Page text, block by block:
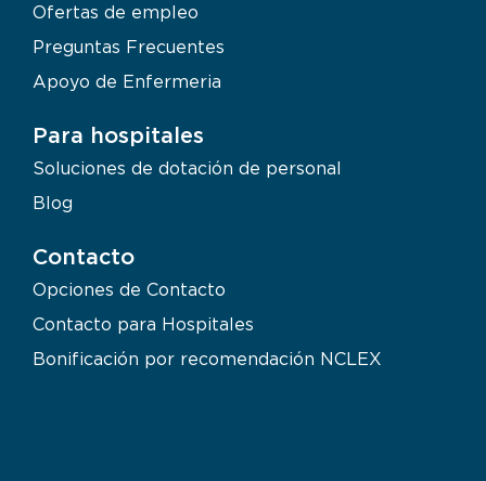
Ofertas de empleo
Preguntas Frecuentes
Apoyo de Enfermeria
Para hospitales
Soluciones de dotación de personal
Blog
Contacto
Opciones de Contacto
Contacto para Hospitales
Bonificación por recomendación NCLEX